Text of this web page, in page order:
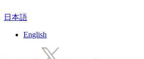
ン
日本語
English